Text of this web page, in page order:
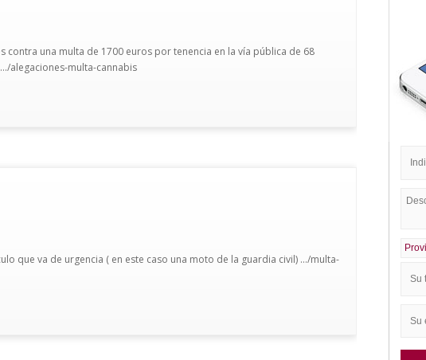
contra una multa de 1700 euros por tenencia en la vía pública de 68
alegaciones-multa-cannabis
que va de urgencia ( en este caso una moto de la guardia civil) .../multa-